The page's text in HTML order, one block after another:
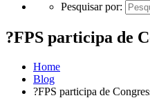
Pesquisar por:
?FPS participa de
Home
Blog
?FPS participa de